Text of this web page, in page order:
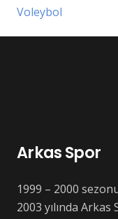
Voleybol
Arkas Spor
1999 – 2000
2003 yılında Arkas